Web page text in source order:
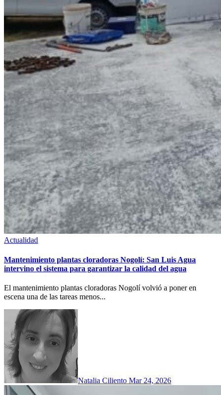
Actualidad
Mantenimiento plantas cloradoras Nogolí: San Luis Agua
intervino el sistema para garantizar la calidad del agua
El mantenimiento plantas cloradoras Nogolí volvió a poner en
escena una de las tareas menos...
Natalia Ciliento Mar 24, 2026